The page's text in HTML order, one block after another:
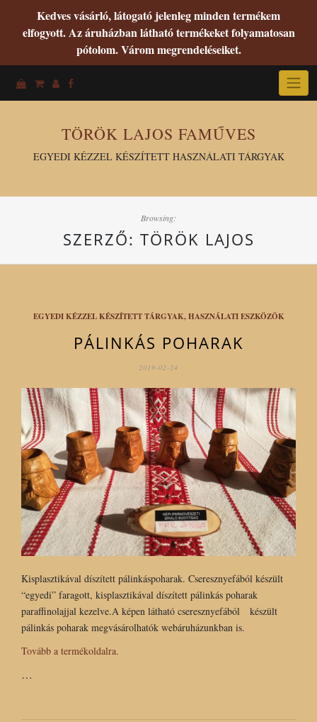
Kedves vásárló, látogató jelenleg minden termékem
elfogyott. Az áruházban látható termékeket folyamatosan
pótolom. Várom megrendeléseiket.
TÖRÖK LAJOS FAMŰVES
EGYEDI KÉZZEL KÉSZÍTETT HASZNÁLATI TÁRGYAK
Browsing:
SZERZŐ: TÖRÖK LAJOS
EGYEDI KÉZZEL KÉSZÍTETT TÁRGYAK, HASZNÁLATI ESZKÖZÖK
PÁLINKÁS POHARAK
2019-02-24
Kisplasztikával díszített pálinkáspoharak. Cseresznyefából készült
“egyedi” faragott, kisplasztikával díszített pálinkás poharak
paraffinolajjal kezelve.A képen látható cseresznyefából készült
pálinkás poharak megvásárolhatók webáruházunkban is.
Tovább a termékoldalra.
…